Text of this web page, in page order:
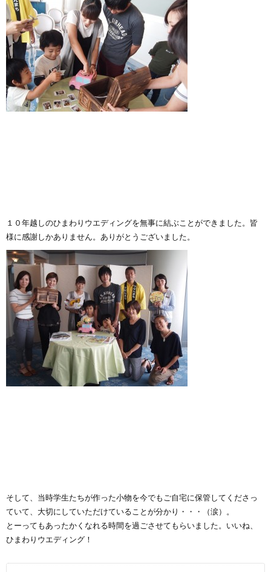
１０年越しのひまわりウエディングを無事に結ぶことができました。皆
様に感謝しかありません。ありがとうございました。
そして、当時学生たちが作った小物を今でもご自宅に保管してくださっ
ていて、大切にしていただけていることが分かり・・・（涙）。
とーってもあったかくなれる時間を過ごさせてもらいました。いいね、
ひまわりウエディング！